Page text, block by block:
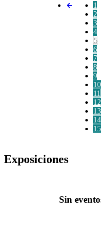
1
2
3
4
5
6
7
8
9
10
11
12
13
14
15
Exposiciones
Sin